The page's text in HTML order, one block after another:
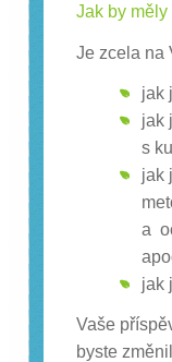
Jak by
Je zcela na
jak
jak
s
jak
a
jak
Vaše
byste